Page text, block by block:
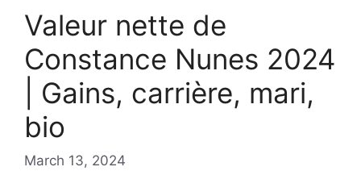
Valeur nette de
Constance Nunes 2024
| Gains, carrière, mari,
bio
March 13, 2024